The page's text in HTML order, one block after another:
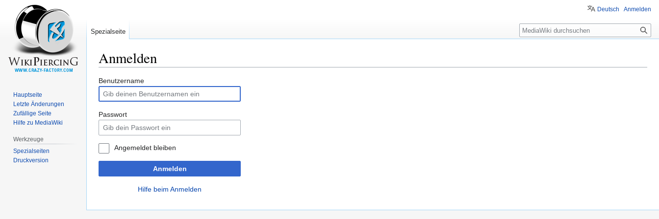
Anmelden
Zur
Navigation
springen
Zur
Suche
springen
Benutzername
Passwort
Angemeldet bleiben
Anmelden
Hilfe beim Anmelden
Deutsch Anmelden
Spezialseite Suche
Hauptseite
Letzte Änderungen
Zufällige Seite
Hilfe zu MediaWiki
Werkzeuge
Spezialseiten
Druckversion